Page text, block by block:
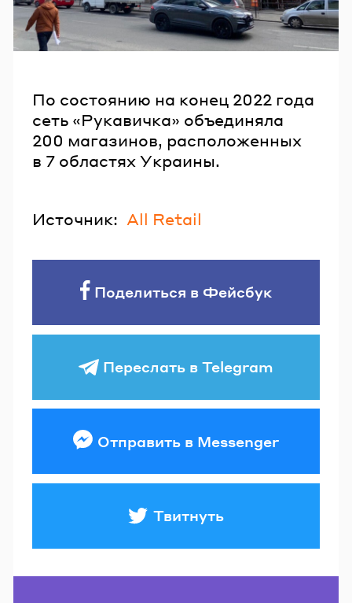
По состоянию на конец 2022 года
сеть «Рукавичка» объединяла
200 магазинов, расположенных
в 7 областях Украины.
Источник: All Retail
Поделиться в Фейсбук
Переслать в Telegram
Отправить в Messenger
Твитнуть